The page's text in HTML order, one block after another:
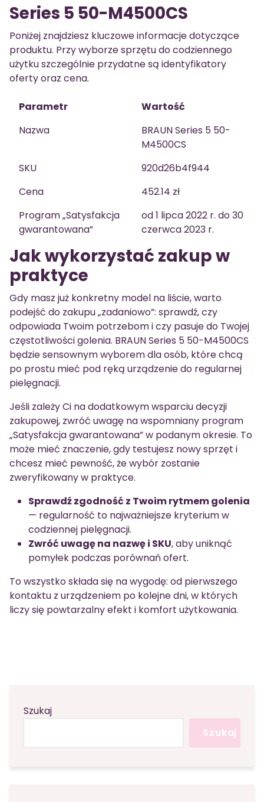
Series 5 50-M4500CS
Poniżej znajdziesz kluczowe informacje dotyczące
produktu. Przy wyborze sprzętu do codziennego
użytku szczególnie przydatne są identyfikatory
oferty oraz cena.
Parametr
Wartość
Nazwa
BRAUN Series 5 50-
M4500CS
SKU
920d26b4f944
Cena
452.14 zł
Program „Satysfakcja
gwarantowana”
od 1 lipca 2022 r. do 30
czerwca 2023 r.
Jak wykorzystać zakup w
praktyce
Gdy masz już konkretny model na liście, warto
podejść do zakupu „zadaniowo”: sprawdź, czy
odpowiada Twoim potrzebom i czy pasuje do Twojej
częstotliwości golenia. BRAUN Series 5 50-M4500CS
będzie sensownym wyborem dla osób, które chcą
po prostu mieć pod ręką urządzenie do regularnej
pielęgnacji.
Jeśli zależy Ci na dodatkowym wsparciu decyzji
zakupowej, zwróć uwagę na wspomniany program
„Satysfakcja gwarantowana” w podanym okresie. To
może mieć znaczenie, gdy testujesz nowy sprzęt i
chcesz mieć pewność, że wybór zostanie
zweryfikowany w praktyce.
Sprawdź zgodność z Twoim rytmem golenia
— regularność to najważniejsze kryterium w
codziennej pielęgnacji.
Zwróć uwagę na nazwę i SKU, aby uniknąć
pomyłek podczas porównań ofert.
To wszystko składa się na wygodę: od pierwszego
kontaktu z urządzeniem po kolejne dni, w których
liczy się powtarzalny efekt i komfort użytkowania.
Szukaj
Szukaj